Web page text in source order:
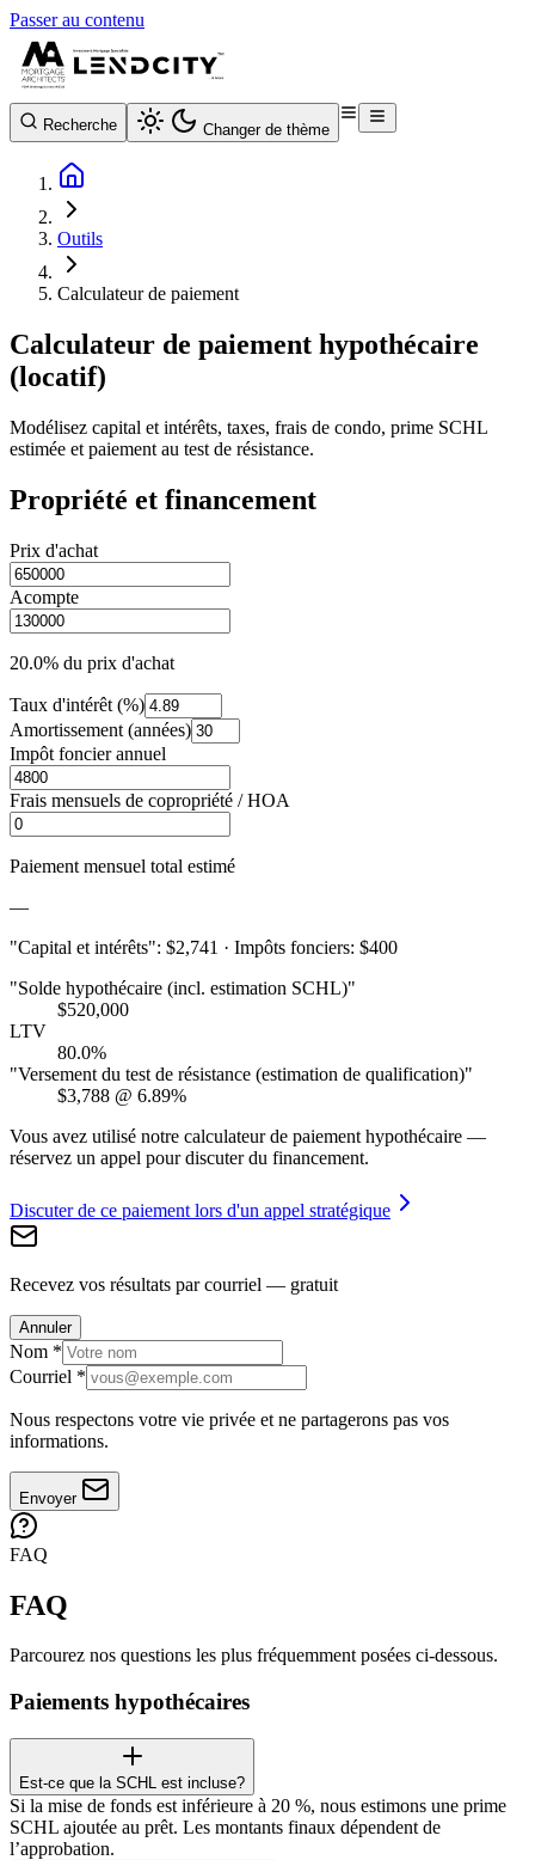
Passer au contenu
Recherche Changer de thème
Outils
Calculateur de paiement
Calculateur de paiement hypothécaire
(locatif)
Modélisez capital et intérêts, taxes, frais de condo, prime SCHL
estimée et paiement au test de résistance.
Propriété et financement
Prix d'achat
Acompte
20.0% du prix d'achat
Taux d'intérêt (%)
Amortissement (années)
Impôt foncier annuel
Frais mensuels de copropriété / HOA
Paiement mensuel total estimé
—
"Capital et intérêts": $2,741 · Impôts fonciers: $400
"Solde hypothécaire (incl. estimation SCHL)"
$520,000
LTV
80.0%
"Versement du test de résistance (estimation de qualification)"
$3,788 @ 6.89%
Vous avez utilisé notre calculateur de paiement hypothécaire —
réservez un appel pour discuter du financement.
Discuter de ce paiement lors d'un appel stratégique
Recevez vos résultats par courriel — gratuit
Annuler
Nom *
Courriel *
Nous respectons votre vie privée et ne partagerons pas vos
informations.
Envoyer
FAQ
FAQ
Parcourez nos questions les plus fréquemment posées ci-dessous.
Paiements hypothécaires
Est-ce que la SCHL est incluse?
Si la mise de fonds est inférieure à 20 %, nous estimons une prime
SCHL ajoutée au prêt. Les montants finaux dépendent de
l’approbation.